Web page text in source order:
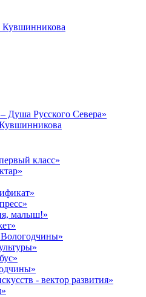
Кувшинникова
Душа Русского Севера»
класс»
малыш!»
- вектор развития»